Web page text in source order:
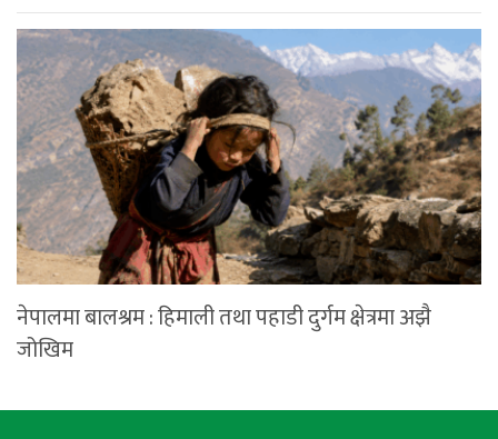
नेपालमा बालश्रम : हिमाली तथा पहाडी दुर्गम क्षेत्रमा अझै
जोखिम